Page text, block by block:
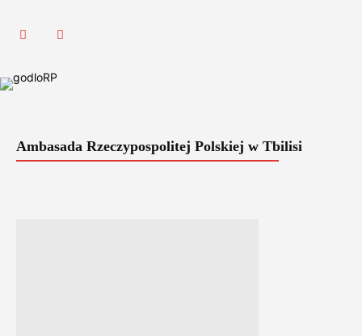
Ambasada Rzeczypospolitej Polskiej w Tbilisi